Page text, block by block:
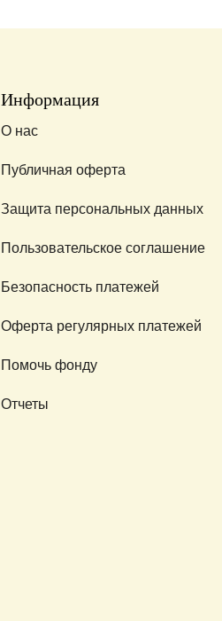
Информация
О нас
Публичная оферта
Защита персональных данных
Пользовательское соглашение
Безопасность платежей
Оферта регулярных платежей
Помочь фонду
Отчеты